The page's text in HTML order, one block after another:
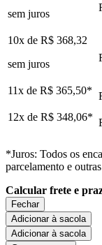
sem juros
10x de R$ 368,32
sem juros
11x de R$ 365,50*
12x de R$ 348,06*
*Juros: Todos os
parcelamento e
Calcular frete e
Fechar
Adicionar à sacola
Adicionar à sacola